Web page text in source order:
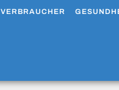
VERBRAUCHER